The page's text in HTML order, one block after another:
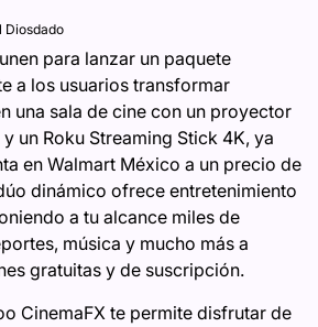
Diosdado
para lanzar un paquete
a los usuarios transformar
una sala de cine con un proyector
un Roku Streaming Stick 4K, ya
en Walmart México a un precio de
dinámico ofrece entretenimiento
a tu alcance miles de
música y mucho más a
gratuitas y de suscripción.
CinemaFX te permite disfrutar de